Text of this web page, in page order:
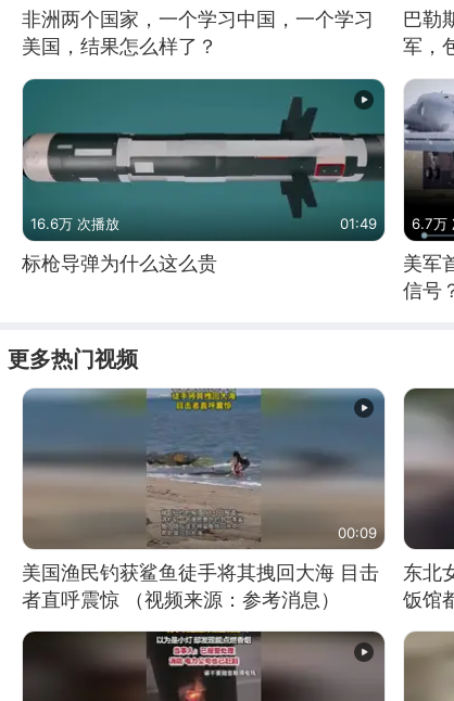
非洲两个国家，一个学习中国，一个学习
美国，结果怎么样了？
巴勒
军，
16.6万 次播放 01:49
标枪导弹为什么这么贵
6.7万
美军
信号
更多热门视频
00:09
美国渔民钓获鲨鱼徒手将其拽回大海 目击
者直呼震惊 （视频来源：参考消息）
东北
饭馆